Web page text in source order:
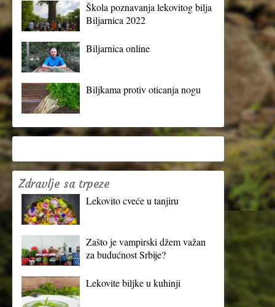
Škola poznavanja lekovitog bilja
Biljarnica 2022
Biljarnica online
Biljkama protiv oticanja nogu
Zdravlje sa trpeze
Lekovito cveće u tanjiru
Zašto je vampirski džem važan
za budućnost Srbije?
Lekovite biljke u kuhinji